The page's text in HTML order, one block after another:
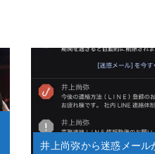
井上尚弥から迷惑メール